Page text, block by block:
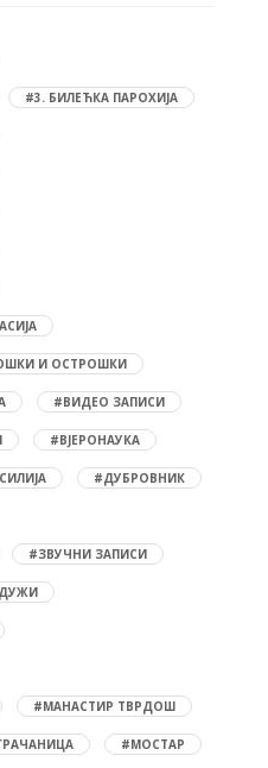
#3. БИЛЕЋКА ПАРОХИЈА
И ОСТРОШКИ
#ВИДЕО ЗАПИСИ
#ВЈЕРОНАУКА
#ДУБРОВНИК
#ЗВУЧНИ ЗАПИСИ
#МАНАСТИР ТВРДОШ
#МОСТАР